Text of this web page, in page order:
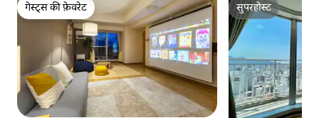
गेस्ट्स की फ़ेवरेट
गेस्ट्स की फ़ेवरेट
सुपरहोस्ट
सुपरहोस्ट